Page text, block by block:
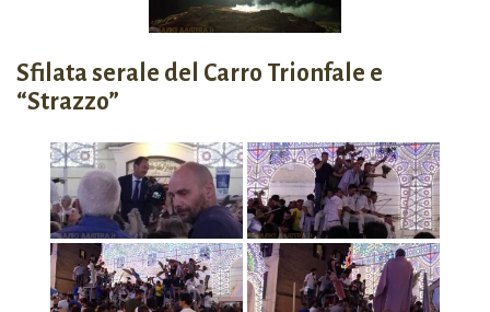
Sfilata serale del Carro Trionfale e
“Strazzo”